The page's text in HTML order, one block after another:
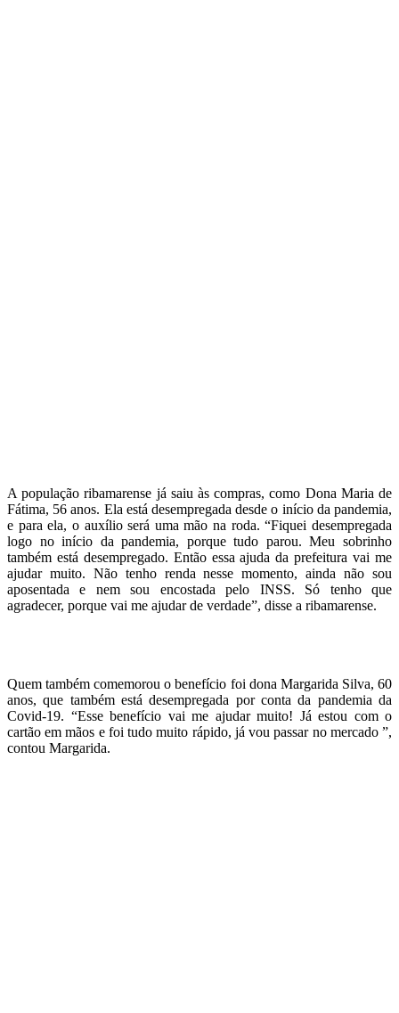
A população ribamarense já saiu às compras, como Dona Maria de
Fátima, 56 anos. Ela está desempregada desde o início da pandemia,
e para ela, o auxílio será uma mão na roda. “Fiquei desempregada
logo no início da pandemia, porque tudo parou. Meu sobrinho
também está desempregado. Então essa ajuda da prefeitura vai me
ajudar muito. Não tenho renda nesse momento, ainda não sou
aposentada e nem sou encostada pelo INSS. Só tenho que
agradecer, porque vai me ajudar de verdade”, disse a ribamarense.
Quem também comemorou o benefício foi dona Margarida Silva, 60
anos, que também está desempregada por conta da pandemia da
Covid-19. “Esse benefício vai me ajudar muito! Já estou com o
cartão em mãos e foi tudo muito rápido, já vou passar no mercado ”,
contou Margarida.